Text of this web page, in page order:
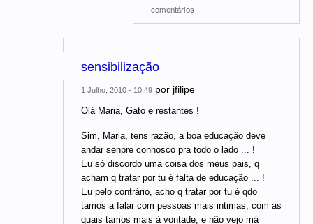
comentários
sensibilização
1 Julho, 2010 - 10:49 por jfilipe
Olá Maria, Gato e restantes !
Sim, Maria, tens razão, a boa educação deve
andar senpre connosco pra todo o lado ... !
Eu só discordo uma coisa dos meus pais, q
acham q tratar por tu é falta de educação ... !
Eu pelo contrário, acho q tratar por tu é qdo
tamos a falar com pessoas mais intimas, com as
quais tamos mais à vontade, e não vejo má